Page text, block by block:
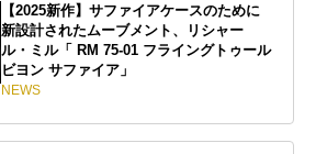
【2025新作】サファイアケースのために
新設計されたムーブメント、リシャー
ル・ミル「 RM 75-01 フライングトゥール
ビヨン サファイア」
NEWS